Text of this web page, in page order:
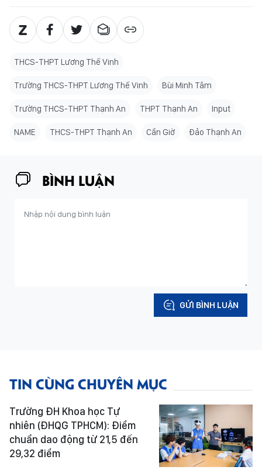
THCS-THPT Lương Thế Vinh
Trường THCS-THPT Lương Thế Vinh Bùi Minh Tâm
Trường THCS-THPT Thạnh An THPT Thạnh An Input
NAME THCS-THPT Thạnh An Cần Giờ Đảo Thạnh An
BÌNH LUẬN
GỬI BÌNH LUẬN
TIN CÙNG CHUYÊN MỤC
Trường ĐH Khoa học Tự
nhiên (ĐHQG TPHCM): Điểm
chuẩn dao động từ 21,5 đến
29,32 điểm